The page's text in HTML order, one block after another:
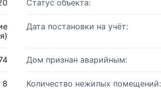
Статус объекта:
Дата постановки на учёт:
Дом признан аварийным:
8 Количество нежилых помещений: